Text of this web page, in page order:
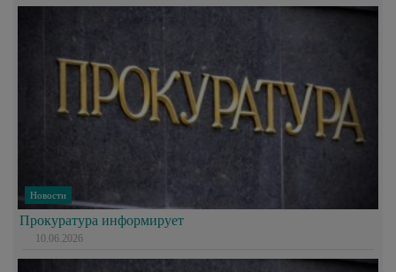
Новости
Прокуратура информирует
10.06.2026